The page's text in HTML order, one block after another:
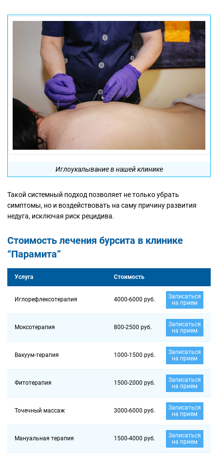
Иглоукалывание в нашей клинике
Такой системный подход позволяет не только убрать
симптомы, но и воздействовать на саму причину развития
недуга, исключая риск рецидива.
Стоимость лечения бурсита в клинике
“Парамита”
Услуга Стоимость
Иглорефлексотерапия 4000-6000 руб.
Записаться
на прием
Моксотерапия 800-2500 руб.
Записаться
на прием
Вакуум-терапия 1000-1500 руб.
Записаться
на прием
Фитотерапия 1500-2000 руб.
Записаться
на прием
Точечный массаж 3000-6000 руб.
Записаться
на прием
Мануальная терапия 1500-4000 руб.
Записаться
на прием